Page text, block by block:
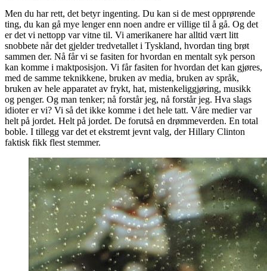
Men du har rett, det betyr ingenting. Du kan si de mest opprørende
ting, du kan gå mye lenger enn noen andre er villige til å gå. Og det
er det vi nettopp var vitne til. Vi amerikanere har alltid vært litt
snobbete når det gjelder tredvetallet i Tyskland, hvordan ting brøt
sammen der. Nå får vi se fasiten for hvordan en mentalt syk person
kan komme i maktposisjon. Vi får fasiten for hvordan det kan gjøres,
med de samme teknikkene, bruken av media, bruken av språk,
bruken av hele apparatet av frykt, hat, mistenkeliggjøring, musikk
og penger. Og man tenker; nå forstår jeg, nå forstår jeg. Hva slags
idioter er vi? Vi så det ikke komme i det hele tatt. Våre medier var
helt på jordet. Helt på jordet. De forutså en drømmeverden. En total
boble. I tillegg var det et ekstremt jevnt valg, der Hillary Clinton
faktisk fikk flest stemmer.